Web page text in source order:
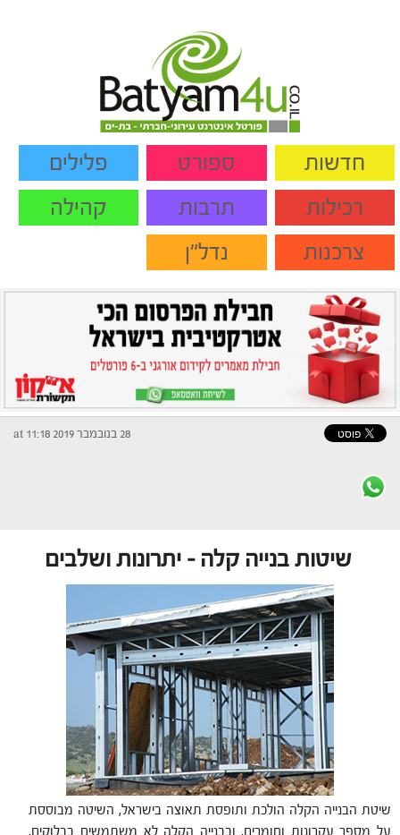
חדשות ספורט
פלילים
רכילות
תרבות
קהילה
צרכנות
נדל"ן
28 בנובמבר 2019 at 11:18
שיטות בנייה קלה – יתרונות ושלבים
שיטת הבנייה הקלה הולכת ותופסת תאוצה בישראל, השיטה מבוססת